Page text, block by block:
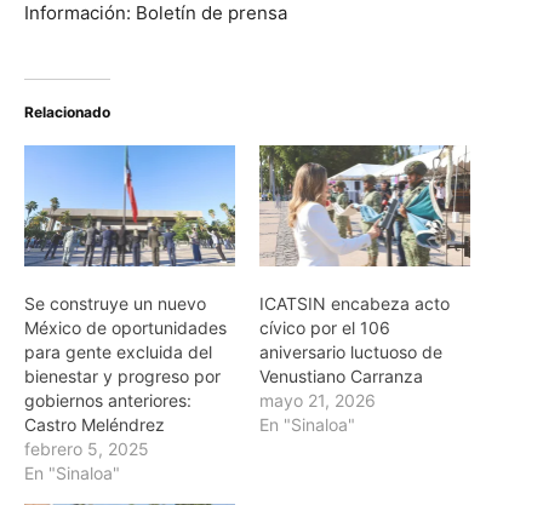
Información: Boletín de prensa
Relacionado
Se construye un nuevo
México de oportunidades
para gente excluida del
bienestar y progreso por
gobiernos anteriores:
Castro Meléndrez
febrero 5, 2025
En "Sinaloa"
ICATSIN encabeza acto
cívico por el 106
aniversario luctuoso de
Venustiano Carranza
mayo 21, 2026
En "Sinaloa"